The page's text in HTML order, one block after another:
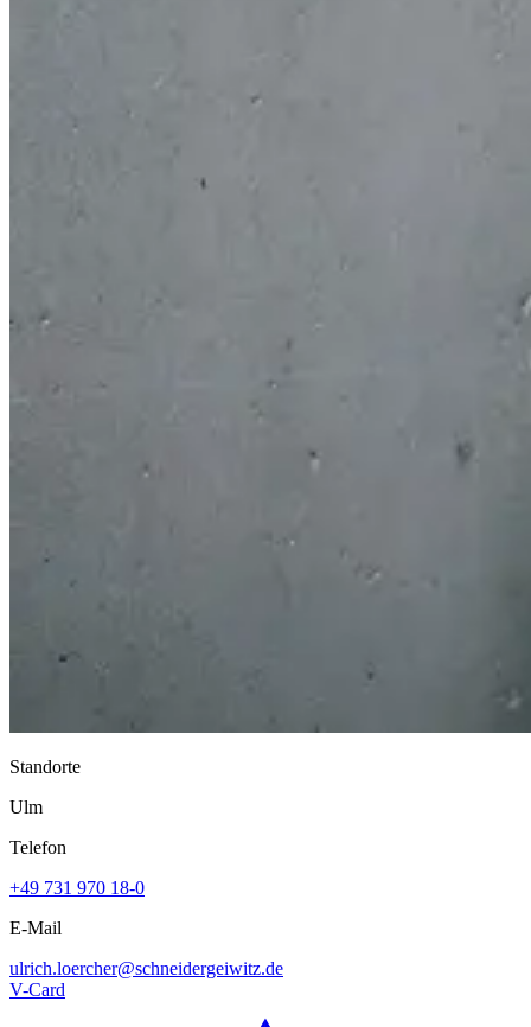
Standorte
Ulm
Telefon
+49 731 970 18-0
E-Mail
ulrich.loercher@schneidergeiwitz.de
V-Card